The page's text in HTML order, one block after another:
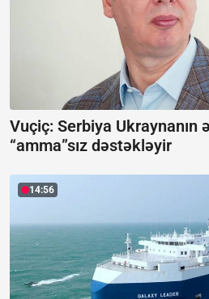
Vuçiç: Serbiya Ukraynanın
“amma”sız dəstəkləyir
14:56